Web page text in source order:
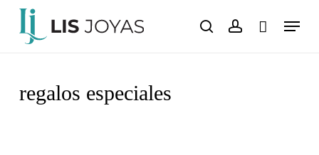
Saltar
contenido
buscarcuenta
Carro Cerrar
regalos especiales